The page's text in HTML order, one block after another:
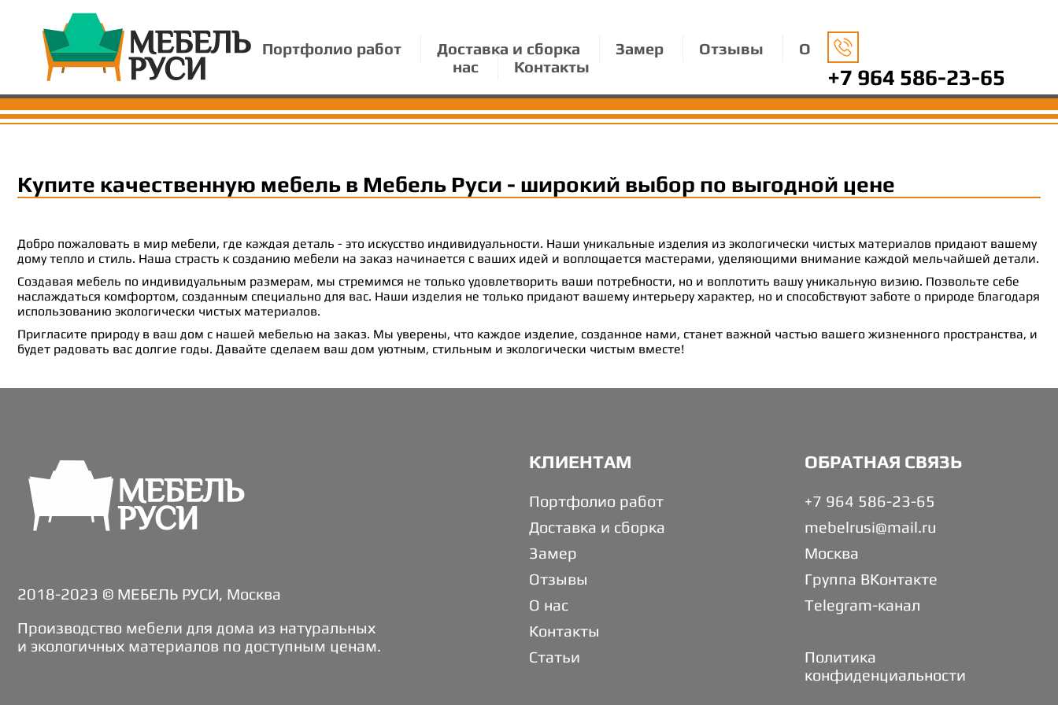
Портфолио работ Доставка и сборка Замер Отзывы
О
нас
Контакты +7 964 586-23-65
Купите качественную мебель в Мебель Руси - широкий выбор по выгодной цене
Добро пожаловать в мир мебели, где каждая деталь - это искусство индивидуальности. Наши уникальные изделия из экологически чистых материалов придают вашему
дому тепло и стиль. Наша страсть к созданию мебели на заказ начинается с ваших идей и воплощается мастерами, уделяющими внимание каждой мельчайшей детали.
Создавая мебель по индивидуальным размерам, мы стремимся не только удовлетворить ваши потребности, но и воплотить вашу уникальную визию. Позвольте себе
наслаждаться комфортом, созданным специально для вас. Наши изделия не только придают вашему интерьеру характер, но и способствуют заботе о природе благодаря
использованию экологически чистых материалов.
Пригласите природу в ваш дом с нашей мебелью на заказ. Мы уверены, что каждое изделие, созданное нами, станет важной частью вашего жизненного пространства, и
будет радовать вас долгие годы. Давайте сделаем ваш дом уютным, стильным и экологически чистым вместе!
2018-2023 © МЕБЕЛЬ РУСИ, Москва
Производство мебели для дома из натуральных
и экологичных материалов по доступным ценам.
КЛИЕНТАМ
Портфолио работ
Доставка и сборка
Замер
Отзывы
О нас
Контакты
Статьи
ОБРАТНАЯ СВЯЗЬ
+7 964 586-23-65
mebelrusi@mail.ru
Москва
Группа ВКонтакте
Telegram-канал
Политика
конфиденциальности